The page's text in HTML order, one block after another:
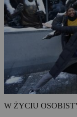
W ŻYCIU